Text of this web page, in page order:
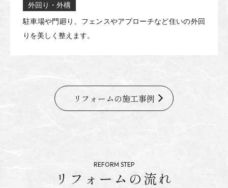
外回り・外構
駐車場や門廻り、フェンスやアプローチなど住いの外回
りを美しく整えます。
リフォームの施工事例
リフォームの流れ